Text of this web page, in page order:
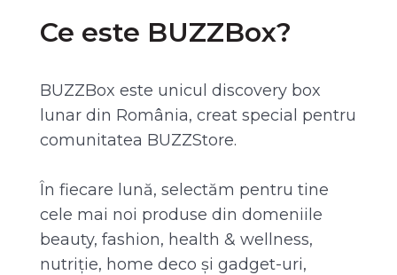
Ce este BUZZBox?
BUZZBox este unicul discovery box
lunar din România, creat special pentru
comunitatea BUZZStore.
În fiecare lună, selectăm pentru tine
cele mai noi produse din domeniile
beauty, fashion, health & wellness,
nutriție, home deco și gadget-uri,